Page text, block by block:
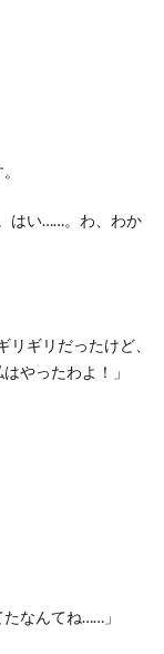
はい……。わ、わか
ギリだったけど、
やったわよ！」
なんてね……」